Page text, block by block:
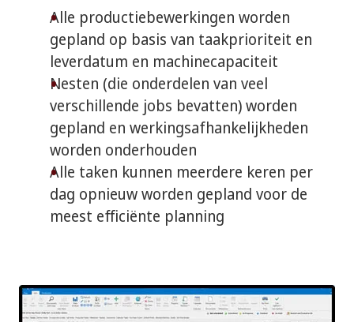
Alle productiebewerkingen worden
gepland op basis van taakprioriteit en
leverdatum en machinecapaciteit
Nesten (die onderdelen van veel
verschillende jobs bevatten) worden
gepland en werkingsafhankelijkheden
worden onderhouden
Alle taken kunnen meerdere keren per
dag opnieuw worden gepland voor de
meest efficiënte planning